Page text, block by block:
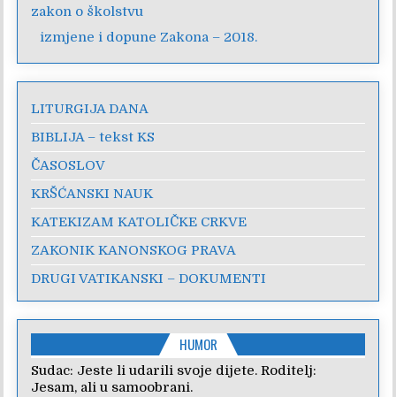
zakon o školstvu
izmjene i dopune Zakona – 2018.
LITURGIJA DANA
BIBLIJA – tekst KS
ČASOSLOV
KRŠĆANSKI NAUK
KATEKIZAM KATOLIČKE CRKVE
ZAKONIK KANONSKOG PRAVA
DRUGI VATIKANSKI – DOKUMENTI
HUMOR
Sudac: Jeste li udarili svoje dijete. Roditelj:
Jesam, ali u samoobrani.